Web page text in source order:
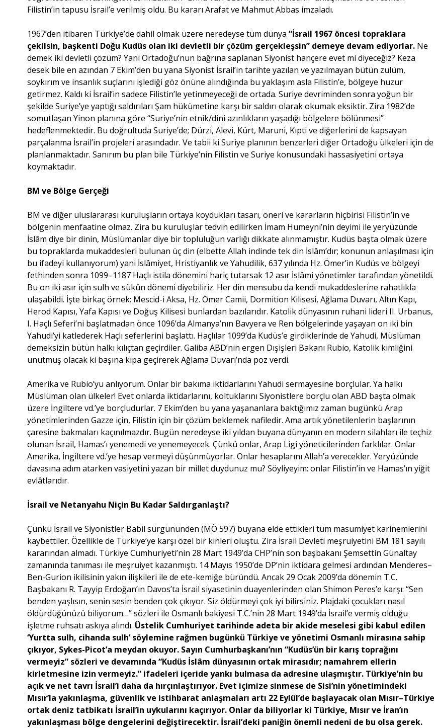
Filistin’in tapusu İsrail’e verilmiş oldu. Bu kararı Arafat ve Mahmut Abbas imzaladı.
1967’den itibaren Türkiye’de dahil olmak üzere neredeyse tüm dünya“İsrail 1967 öncesi topraklara
çekilsin, başkenti Doğu Kudüs olan iki devletli bir çözüm gerçekleşsin” demeye devam ediyorlar. Ne
demek iki devletli çözüm? Yani Ortadoğu’nun bağrına saplanan Siyonist hançere evet mi diyeceğiz? Keza
desek bile en azından 7 Ekim’den bu yana Siyonist İsrail’in tarihte yazılan ve yazılmayan bütün zulüm,
soykırım ve insanlık suçlarını işlediği göz önüne alındığında bu yaklaşım asla Filistin’e, bölgeye huzur
getirmez. Kaldı ki İsrail’in sadece Filistin’le yetinmeyeceği de ortada. Suriye devriminden sonra yoğun bir
şekilde Suriye’ye yaptığı saldırıları Şam hükümetine karşı bir saldırı olarak okumak eksiktir. Zira 1982’de
somutlaşan Yinon planına göre “Suriye’nin etnik/dini azınlıkların yaşadığı bölgelere bölünmesi”
hedeflenmektedir. Bu doğrultuda Suriye’de; Dürzi, Alevi, Kürt, Maruni, Kıpti ve diğerlerini de kapsayan
parçalanma İsrail’in projeleri arasındadır. Ve tabii ki Suriye planının benzerleri diğer Ortadoğu ülkeleri için de
planlanmaktadır. Sanırım bu plan bile Türkiye’nin Filistin ve Suriye konusundaki hassasiyetini ortaya
koymaktadır.
BM ve Bölge Gerçeği
BM ve diğer uluslararası kuruluşların ortaya koydukları tasarı, öneri ve kararların hiçbirisi Filistin’in ve
bölgenin menfaatine olmaz. Zira bu kuruluşlar tedvin edilirken İmam Humeyni’nin deyimi ile yeryüzünde
İslâm diye bir dinin, Müslümanlar diye bir topluluğun varlığı dikkate alınmamıştır. Kudüs başta olmak üzere
bu topraklarda mukaddesleri bulunan üç din (elbette Allah indinde tek din İslâm’dır; konunun anlaşılması için
bu ifadeyi kullanıyorum) yani İslâmiyet, Hristiyanlık ve Yahudilik, 637 yılında Hz. Ömer’in Kudüs ve bölgeyi
fethinden sonra 1099–1187 Haçlı istila dönemini hariç tutarsak 12 asır İslâmi yönetimler tarafından yönetildi.
Bu on iki asır için sulh ve sükûn dönemi diyebiliriz. Her din mensubu da kendi mukaddeslerine rahatlıkla
ulaşabildi. İşte birkaç örnek: Mescid-i Aksa, Hz. Ömer Camii, Dormition Kilisesi, Ağlama Duvarı, Altın Kapı,
Herod Kapısı, Yafa Kapısı ve Doğuş Kilisesi bunlardan bazılarıdır. Katolik dünyasının ruhani lideri II. Urbanus,
I. Haçlı Seferi’ni başlatmadan önce 1096’da Almanya’nın Bavyera ve Ren bölgelerinde yaşayan on iki bin
Yahudi’yi katlederek Haçlı seferlerini başlattı. Haçlılar 1099’da Kudüs’e girdiklerinde de Yahudi, Müslüman
demeksizin bütün halkı kılıçtan geçirdiler. Galiba ABD’nin ergen Dışişleri Bakanı Rubio, Katolik kimliğini
unutmuş olacak ki başına kipa geçirerek Ağlama Duvarı’nda poz verdi.
Amerika ve Rubio’yu anlıyorum. Onlar bir bakıma iktidarlarını Yahudi sermayesine borçlular. Ya halkı
Müslüman olan ülkeler! Evet onlarda iktidarlarını, koltuklarını Siyonistlere borçlu olan ABD başta olmak
üzere İngiltere vd.’ye borçludurlar. 7 Ekim’den bu yana yaşananlara baktığımız zaman bugünkü Arap
yönetimlerinden Gazze için, Filistin için bir çözüm beklemek nafiledir. Ama artık yönetilenlerin başlarının
çaresine bakmaları kaçınılmazdır. Bugün neredeyse iki yıldan buyana dünyanın en modern silahları ile teçhiz
olunan İsrail, Hamas’ı yenemedi ve yenemeyecek. Çünkü onlar, Arap Ligi yöneticilerinden farklılar. Onlar
Amerika, İngiltere vd.’ye hesap vermeyi düşünmüyorlar. Onlar hesaplarını Allah’a verecekler. Yeryüzünde
davasına adım atarken vasiyetini yazan bir millet duydunuz mu? Söyliyeyim: onlar Filistin’in ve Hamas’ın yiğit
evlâtlarıdır.
İsrail ve Netanyahu Niçin Bu Kadar Saldırganlaştı?
Çünkü İsrail ve Siyonistler Babil sürgününden (MÖ 597) buyana elde ettikleri tüm masumiyet karinemlerini
kaybettiler. Özellikle de Türkiye’ye karşı özel bir kinleri oluştu. Zira İsrail Devleti meşruiyetini BM 181 sayılı
kararından almadı. Türkiye Cumhuriyeti’nin 28 Mart 1949’da CHP’nin son başbakanı Şemsettin Günaltay
zamanında tanıması ile meşruiyet kazanmıştı. 14 Mayıs 1950’de DP’nin iktidara gelmesi ardından Menderes–
Ben-Gurion ikilisinin yakın ilişkileri ile de ete-kemiğe büründü. Ancak 29 Ocak 2009’da dönemin T.C.
Başbakanı R. Tayyip Erdoğan’ın Davos’ta İsrail siyasetinin duayenlerinden olan Shimon Peres’e karşı: “Sen
benden yaşlısın, senin sesin benden çok çıkıyor. Siz öldürmeyi çok iyi bilirsiniz. Plajdaki çocukları nasıl
öldürdüğünüzü biliyorum…” sözleri ile Osmanlı bakiyesi T.C.’nin 28 Mart 1949’da İsrail’e vermiş olduğu
işletme ruhsatı askıya alındı. Üstelik Cumhuriyet tarihinde adeta bir akide meselesi gibi kabul edilen
‘Yurtta sulh, cihanda sulh’ söylemine rağmen bugünkü Türkiye ve yönetimi Osmanlı mirasına sahip
çıkıyor, Sykes-Picot’a meydan okuyor. Sayın Cumhurbaşkanı’nın “Kudüs’ün bir karış toprağını
vermeyiz” sözleri ve devamında “Kudüs İslâm dünyasının ortak mirasıdır; namahrem ellerin
kirletmesine izin vermeyiz.” ifadeleri içeride yankı bulmasa da adresine ulaşmıştır. Türkiye’nin bu
açık ve net tavrı İsrail’i daha da hırçınlaştırıyor. Evet içimize sinmese de Sisi’nin yönetimindeki
Mısır’la yakınlaşma, güvenlik ve istihbarat anlaşmaları artı 22 Eylül’de başlayacak olan Mısır–Türkiye
ortak deniz tatbikatı İsrail’in uykularını kaçırıyor. Onlar da biliyorlar ki Türkiye, Mısır ve İran’ın
yakınlaşması bölge dengelerini değiştirecektir. İsrail’deki paniğin önemli nedeni de bu olsa gerek.